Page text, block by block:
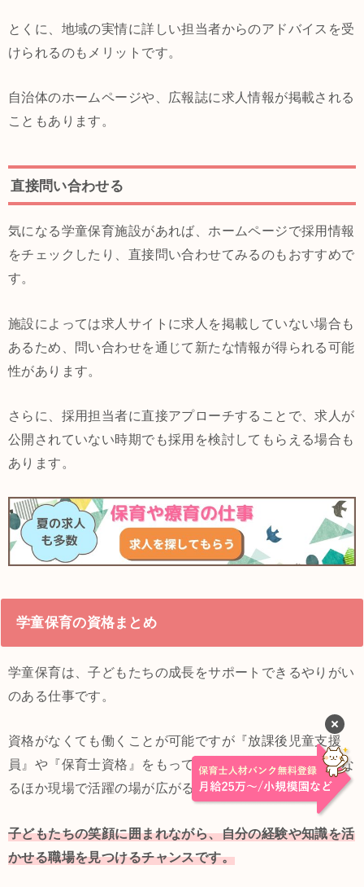
とくに、地域の実情に詳しい担当者からのアドバイスを受
けられるのもメリットです。
自治体のホームページや、広報誌に求人情報が掲載される
こともあります。
直接問い合わせる
気になる学童保育施設があれば、ホームページで採用情報
をチェックしたり、直接問い合わせてみるのもおすすめで
す。
施設によっては求人サイトに求人を掲載していない場合も
あるため、問い合わせを通じて新たな情報が得られる可能
性があります。
さらに、採用担当者に直接アプローチすることで、求人が
公開されていない時期でも採用を検討してもらえる場合も
あります。
学童保育の資格まとめ
学童保育は、子どもたちの成長をサポートできるやりがい
のある仕事です。
資格がなくても働くことが可能ですが『放課後児童支援
員』や『保育士資格』をもっていると、採用時に有利にな
るほか現場で活躍の場が広がるでしょう！
子どもたちの笑顔に囲まれながら、自分の経験や知識を活
かせる職場を見つけるチャンスです。